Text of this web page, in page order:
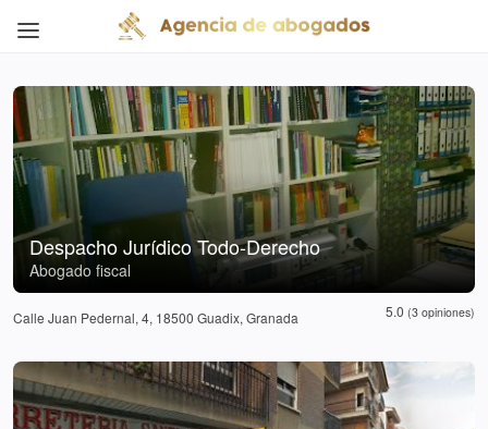
Despacho Jurídico Todo-Derecho
Abogado fiscal
Calle Juan Pedernal, 4, 18500 Guadix, Granada 5.0 (3 opiniones)